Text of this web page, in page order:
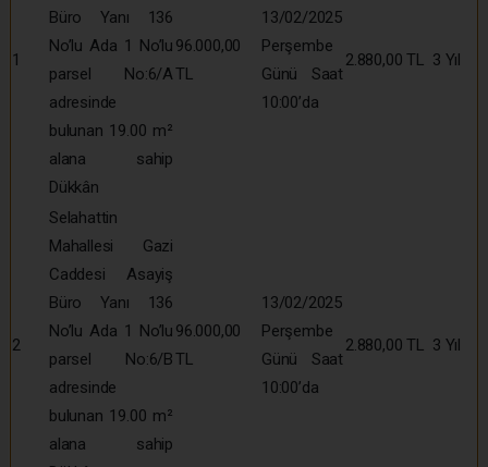
1
Büro Yanı 136
No’lu Ada 1 No’lu
parsel No:6/A
adresinde
bulunan 19.00 m²
alana sahip
Dükkân
96.000,00
TL
13/02/2025
Perşembe
Günü Saat
10:00’da
2.880,00 TL 3 Yıl
2
Selahattin
Mahallesi Gazi
Caddesi Asayiş
Büro Yanı 136
No’lu Ada 1 No’lu
parsel No:6/B
adresinde
bulunan 19.00 m²
alana sahip
96.000,00
TL
13/02/2025
Perşembe
Günü Saat
10:00’da
2.880,00 TL 3 Yıl